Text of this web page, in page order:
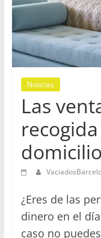
en
Barcelona
Noticias
Las
domicilio
¿Eres de las
dinero en el
caso no